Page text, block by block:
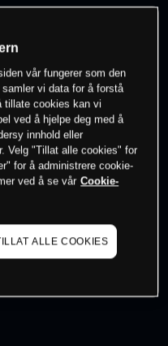
-
instrumentet
vår fungerer som den
vi data for å forstå
tillate cookies kan vi
ved å hjelpe deg med å
innhold eller
Velg "Tillat alle cookies" for
for å administrere cookie-
ved å se vår Cookie-
ALLE COOKIES